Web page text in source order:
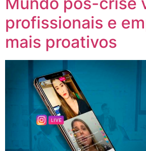
profissionais e
mais proativos